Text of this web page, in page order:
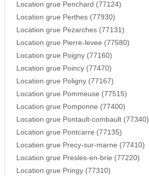
Location grue Penchard (77124)
Location grue Perthes (77930)
Location grue Pezarches (77131)
Location grue Pierre-levee (77580)
Location grue Poigny (77160)
Location grue Poincy (77470)
Location grue Poligny (77167)
Location grue Pommeuse (77515)
Location grue Pomponne (77400)
Location grue Pontault-combault (77340)
Location grue Pontcarre (77135)
Location grue Precy-sur-marne (77410)
Location grue Presles-en-brie (77220)
Location grue Pringy (77310)